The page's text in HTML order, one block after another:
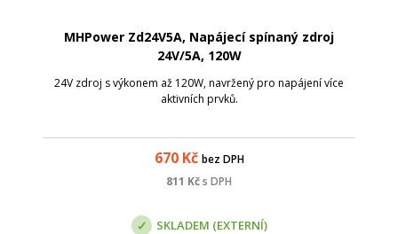
MHPower Zd24V5A, Napájecí spínaný zdroj
24V/5A, 120W
24V zdroj s výkonem až 120W, navržený pro napájení více
aktivních prvků.
670Kč bez DPH
811 Kčs DPH
SKLADEM (EXTERNÍ)